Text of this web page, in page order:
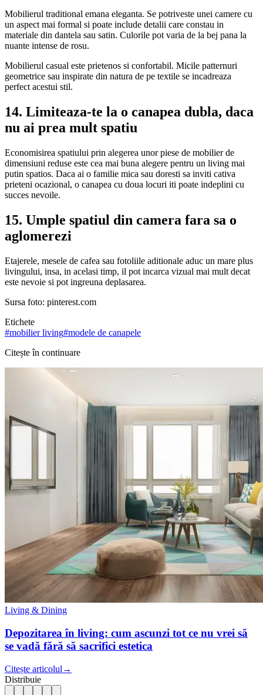
Mobilierul traditional emana eleganta. Se potriveste unei camere cu
un aspect mai formal si poate include detalii care constau in
materiale din dantela sau satin. Culorile pot varia de la bej pana la
nuante intense de rosu.
Mobilierul casual este prietenos si confortabil. Micile patternuri
geometrice sau inspirate din natura de pe textile se incadreaza
perfect acestui stil.
14. Limiteaza-te la o canapea dubla, daca
nu ai prea mult spatiu
Economisirea spatiului prin alegerea unor piese de mobilier de
dimensiuni reduse este cea mai buna alegere pentru un living mai
putin spatios. Daca ai o familie mica sau doresti sa inviti cativa
prieteni ocazional, o canapea cu doua locuri iti poate indeplini cu
succes nevoile.
15. Umple spatiul din camera fara sa o
aglomerezi
Etajerele, mesele de cafea sau fotoliile aditionale aduc un mare plus
livingului, insa, in acelasi timp, il pot incarca vizual mai mult decat
este nevoie si pot ingreuna deplasarea.
Sursa foto: pinterest.com
Etichete
#mobilier living#modele de canapele
Citește în continuare
Living & Dining
Depozitarea în living: cum ascunzi tot ce nu vrei să
se vadă fără să sacrifici estetica
Citește articolul →
Distribuie